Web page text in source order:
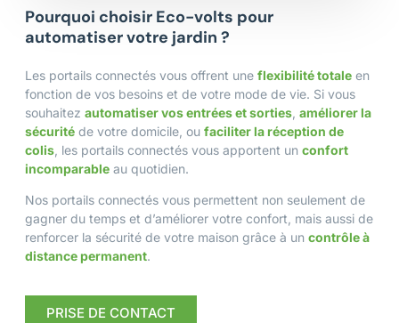
Automatisez l'accès !
Un portail connecté s’intègre parfaitement à votre
système domotique pour rendre votre maison encore
plus intelligente. Vous partez travailler à la même heure
chaque jour ? Programmez l’ouverture automatique du
portail le matin et sa fermeture 5 minutes après votre
départ. Vous n'avez plus à vous en soucier !
Pourquoi choisir Eco-volts pour
automatiser votre jardin ?
Les portails connectés vous offrent une flexibilité totale en
fonction de vos besoins et de votre mode de vie. Si vous
souhaitez automatiser vos entrées et sorties améliorer la
sécurité de votre domicile, ou faciliter la réception de
colis , les portails connectés vous apportent un confort
incomparable au quotidien.
Nos portails connectés vous permettent non seulement de
gagner du temps et d’améliorer votre confort, mais aussi de
renforcer la sécurité de votre maison grâce à un contrôle à
distance permanent.
PRISE DE CONTACT